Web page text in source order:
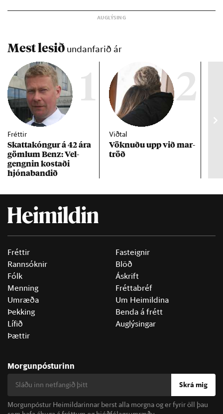
Mest lesið undanfarið ár
1
Fréttir
Skattakóng­ur á 42 ára
göml­um Benz: Vel­
gengn­in kostaði
hjóna­band­ið
2
Viðtal
Vökn­uðu upp við mar­
tröð
Fréttir
Rannsóknir
Fólk
Menning
Umræða
Þekking
Lífið
Þættir
Fasteignir
Blöð
Áskrift
Fréttabréf
Um Heimildina
Benda á frétt
Auglýsingar
Morgunpósturinn
Skrá mig
Morgunpóstur Heimildarinnar berst alla morgna og er fyrir öll þau